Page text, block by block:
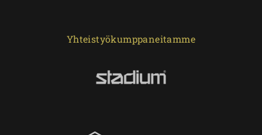
Yhteistyökumppaneitamme